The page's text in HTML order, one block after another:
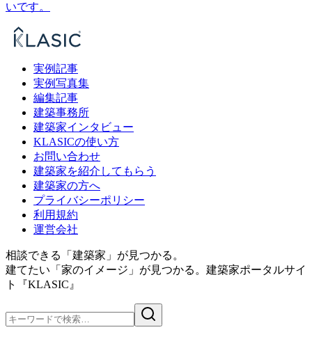
いです。
実例記事
実例写真集
編集記事
建築事務所
建築家インタビュー
KLASICの使い方
お問い合わせ
建築家を紹介してもらう
建築家の方へ
プライバシーポリシー
利用規約
運営会社
相談できる「建築家」が見つかる。
建てたい「家のイメージ」が見つかる。 建築家ポータルサイ
ト『KLASIC』